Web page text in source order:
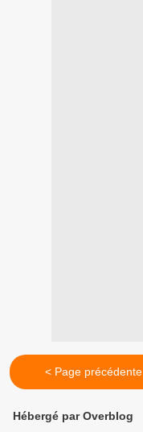
< Page précédente
Hébergé par Overblog